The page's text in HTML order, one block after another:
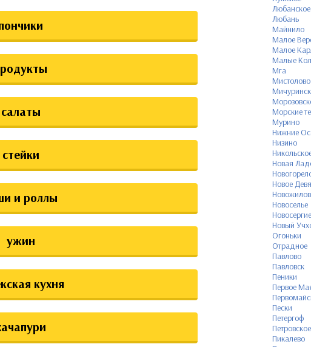
салаты
стейки
и роллы
ужин
кухня
Любанское
Любань
Майнило
Малое
Малое
Малые
Мга
Мистолово
Морские
Мурино
Нижние
Низино
Новая
Новое
Новоселье
Новый
Огоньки
Отрадное
Павлово
Павловск
Пеники
Первое
Пески
Петергоф
Петровское
Пикалево